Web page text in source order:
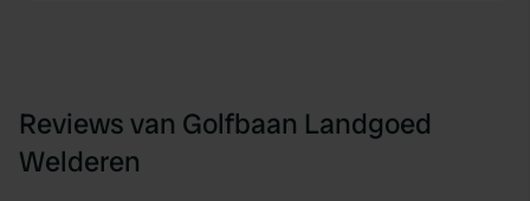
Reviews van Golfbaan Landgoed
Welderen